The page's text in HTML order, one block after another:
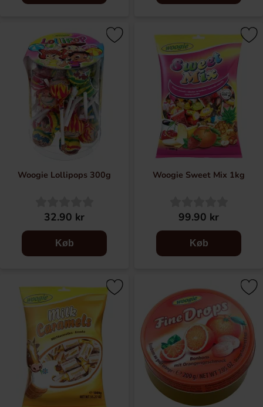
Woogie Lollipops 300g
32.90 kr
Køb
Woogie Sweet Mix 1kg
99.90 kr
Køb